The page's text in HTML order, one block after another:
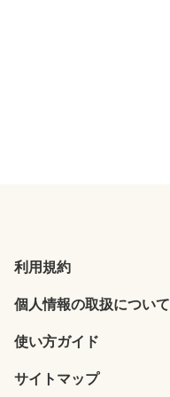
利用規約
個人情報の取扱について
使い方ガイド
サイトマップ